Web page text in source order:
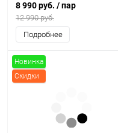
8 990 руб. / пар
12 990 руб.
Подробнее
Новинка
Скидки